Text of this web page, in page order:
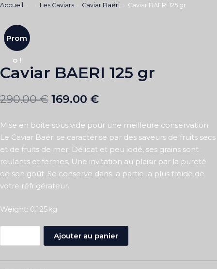
Accueil Les Caviars Caviar Baéri Caviar BAERI 125 gr
Prom
o !
Caviar BAERI 125 gr
290.00€ 169.00 €
Mise en boite sous vide pour une meilleure conservation.
Le Caviar Baéri se caractérise par des saveurs de fruits secs
et de fruits de mer. Délicat et peu iodé, ses grains sont
roulants et fermes. Une invitation au plaisir par la pureté
de son goût. Se conserve dans la partie la plus froide de
votre réfrigérateur.
Weight: 0.125kg
Ajouter au panier